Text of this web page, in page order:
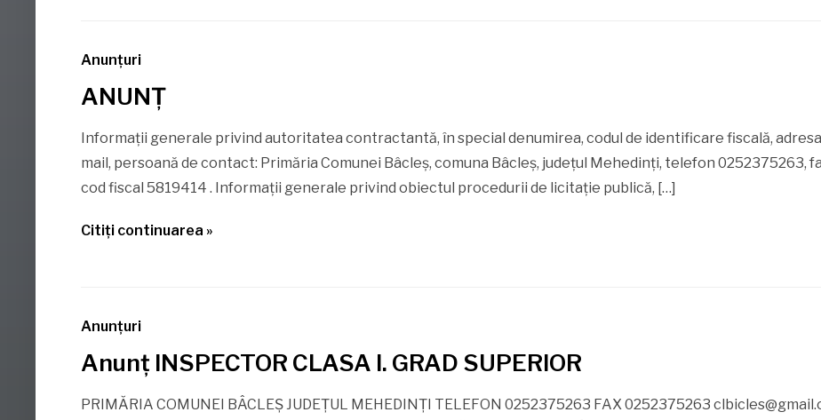
Anunţuri
ANUNȚ
Informații generale privind autoritatea contractantă, în special denumirea, codul de identificare fiscală,
mail, persoană de contact: Primăria Comunei Bâcleș, comuna Bâcleș, județul Mehedinți, telefon 0252375263,
cod fiscal 5819414 . Informații generale privind obiectul procedurii de licitație publică, […]
Citiţi continuarea »
Anunţuri
Anunţ INSPECTOR CLASA I. GRAD SUPERIOR
PRIMĂRIA COMUNEI BÂCLEŞ JUDEŢUL MEHEDINŢI TELEFON 0252375263 FAX 0252375263